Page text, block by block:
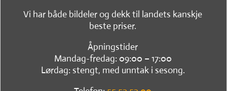
Vi har både bildeler og dekk til landets kanskje
beste priser.
Åpningstider
Mandag-fredag: 09:00 – 17:00
Lørdag: stengt, med unntak i sesong.